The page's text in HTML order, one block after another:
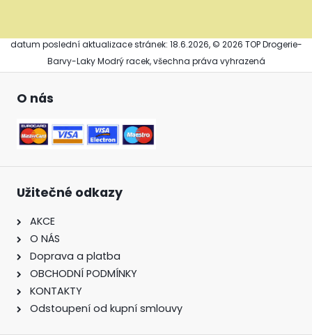
datum poslední aktualizace stránek: 18.6.2026, © 2026 TOP Drogerie-
Barvy-Laky Modrý racek, všechna práva vyhrazená
O nás
Užitečné odkazy
AKCE
O NÁS
Doprava a platba
OBCHODNÍ PODMÍNKY
KONTAKTY
Odstoupení od kupní smlouvy